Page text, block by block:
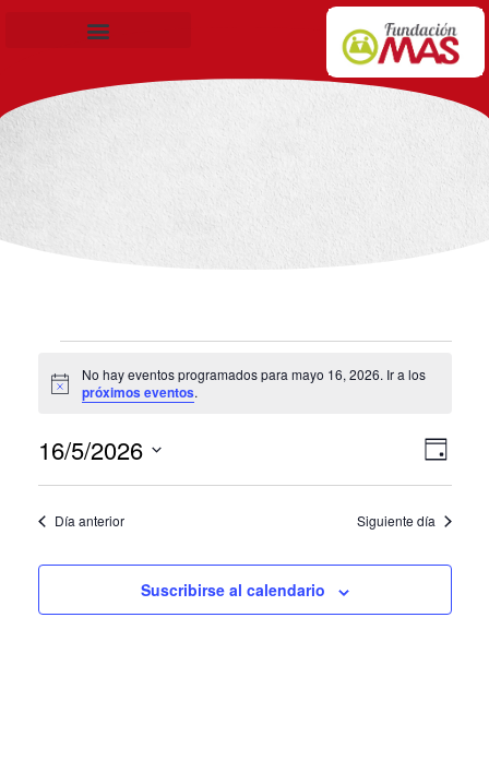
Aviso
No hay eventos programados para mayo 16, 2026. Ir a los
próximos eventos.
de
de
de
Día
16/5/2026
Selecciona
la Día anterior Siguiente día
Suscribirse al calendario